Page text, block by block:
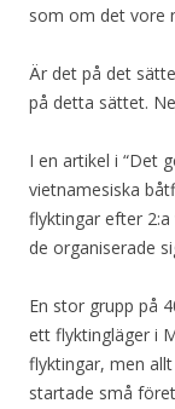
som om det vore
Är det på det
på detta sättet.
I en artikel i “Det
vietnamesiska
flyktingar efter
de organiserade
En stor grupp på
ett flyktingläger i
flyktingar, men
startade små